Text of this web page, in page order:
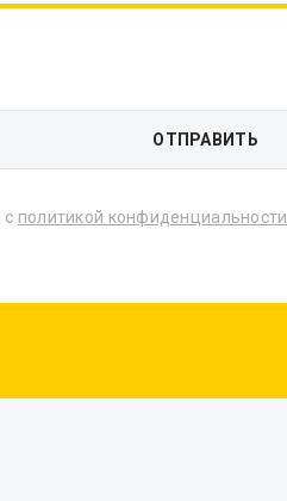
с политикой конфиденциальности